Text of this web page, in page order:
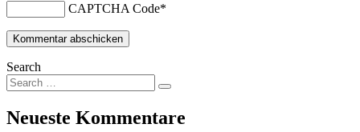
CAPTCHA Code*
Search
Neueste Kommentare